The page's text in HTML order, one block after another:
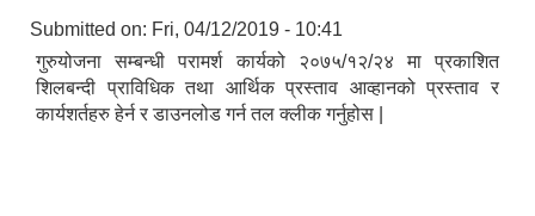
Submitted on: Fri, 04/12/2019 - 10:41
गुरुयोजना सम्बन्धी परामर्श कार्यको २०७५/१२/२४ मा प्रकाशित
शिलबन्दी प्राविधिक तथा आर्थिक प्रस्ताव आव्हानको प्रस्ताव र
कार्यशर्तहरु हेर्न र डाउनलोड गर्न तल क्लीक गर्नुहोस |